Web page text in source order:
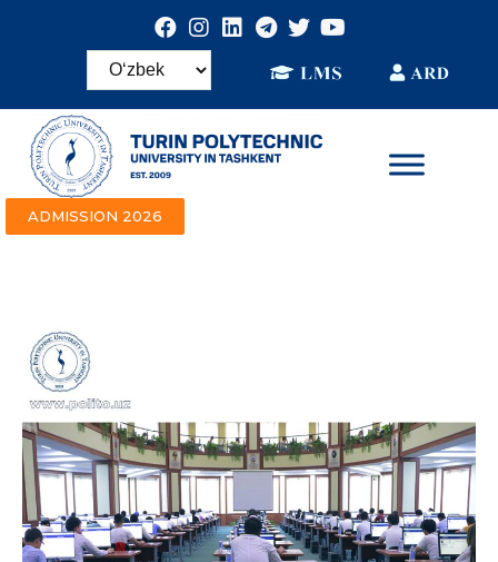
ADMISSION 2026